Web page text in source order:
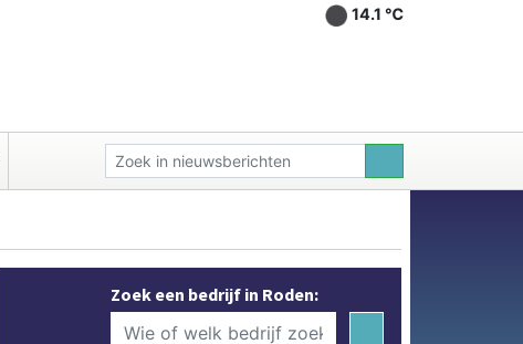
14.1 ℃
Zoek een bedrijf in Roden: